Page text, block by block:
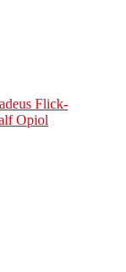
Flick-
Opiol